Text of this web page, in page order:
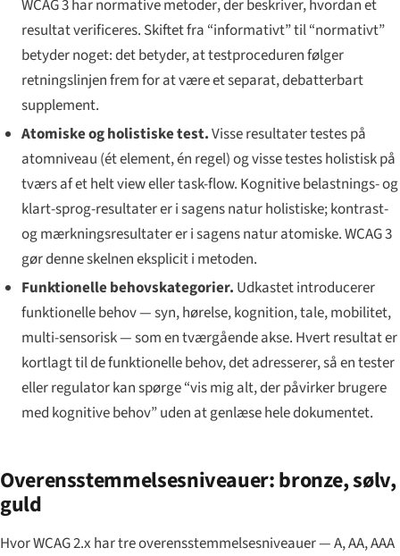
WCAG 3 har normativemetoder, der beskriver, hvordan et
resultat verificeres. Skiftet fra “informativt” til “normativt”
betyder noget: det betyder, at testproceduren følger
retningslinjen frem for at være et separat, debatterbart
supplement.
Atomiske og holistiske test.Visse resultater testes på
atomniveau (ét element, én regel) og visse testes holistisk på
tværs af et helt view eller task-flow. Kognitive belastnings- og
klart-sprog-resultater er i sagens natur holistiske; kontrast-
og mærkningsresultater er i sagens natur atomiske. WCAG 3
gør denne skelnen eksplicit i metoden.
Funktionelle behovs­kategorier. Udkastet introducerer
funktionelle behov— syn, hørelse, kognition, tale, mobilitet,
multi-sensorisk — som en tværgående akse. Hvert resultat er
kortlagt til de funktionelle behov, det adresserer, så en tester
eller regulator kan spørge “vis mig alt, der påvirker brugere
med kognitive behov” uden at genlæse hele dokumentet.
Overensstemmelses­niveauer: bronze, sølv,
guld
Hvor WCAG 2.x har tre overensstemmelses­niveauer — A, AA, AAA